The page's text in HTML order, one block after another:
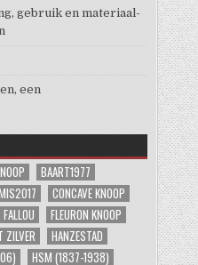
gebruik en materiaal-
een
BAART1977
CONCAVE KNOOP
FALLOU
FLEURON KNOOP
ZILVER
HANZESTAD
HSM (1837-1938)